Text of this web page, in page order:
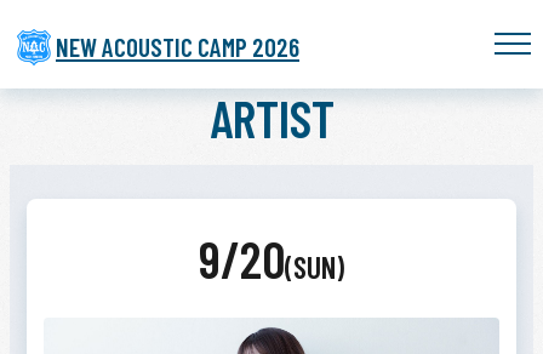
NEW ACOUSTIC CAMP 2026
ARTIST
9/20(SUN)